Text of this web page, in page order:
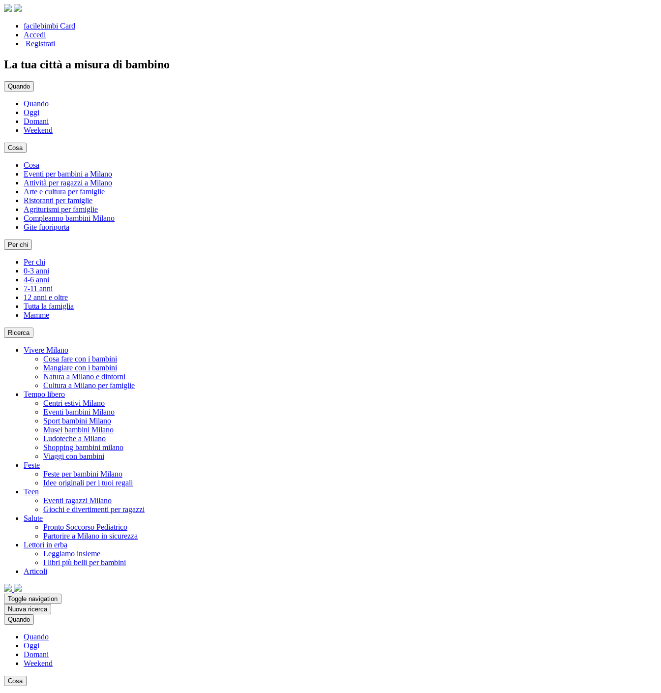
facilebimbi Card
Accedi
Registrati
La tua città a misura di bambino
Quando
Quando
Oggi
Domani
Weekend
Cosa
Cosa
Eventi per bambini a Milano
Attività per ragazzi a Milano
Arte e cultura per famiglie
Ristoranti per famiglie
Agriturismi per famiglie
Compleanno bambini Milano
Gite fuoriporta
Per chi
Per chi
0-3 anni
4-6 anni
7-11 anni
12 anni e oltre
Tutta la famiglia
Mamme
Ricerca
Vivere Milano
Cosa fare con i bambini
Mangiare con i bambini
Natura a Milano e dintorni
Cultura a Milano per famiglie
Tempo libero
Centri estivi Milano
Eventi bambini Milano
Sport bambini Milano
Musei bambini Milano
Ludoteche a Milano
Shopping bambini milano
Viaggi con bambini
Feste
Feste per bambini Milano
Idee originali per i tuoi regali
Teen
Eventi ragazzi Milano
Giochi e divertimenti per ragazzi
Salute
Pronto Soccorso Pediatrico
Partorire a Milano in sicurezza
Lettori in erba
Leggiamo insieme
I libri più belli per bambini
Articoli
Toggle navigation
Nuova ricerca
Quando
Quando
Oggi
Domani
Weekend
Cosa